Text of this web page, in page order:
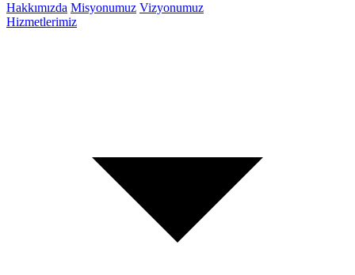
Hakkımızda Misyonumuz Vizyonumuz
Hizmetlerimiz